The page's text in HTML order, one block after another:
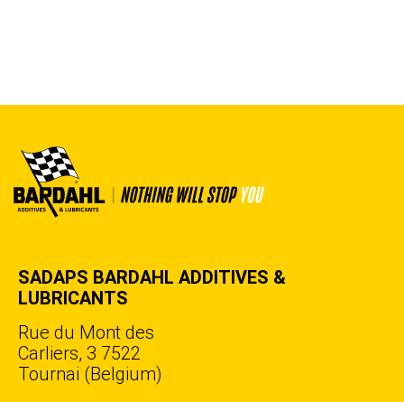
SADAPS BARDAHL ADDITIVES &
LUBRICANTS
Rue du Mont des
Carliers, 3 7522
Tournai (Belgium)